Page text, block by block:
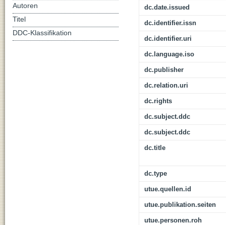
dc.date.issued
dc.identifier.issn
dc.identifier.uri
dc.language.iso
dc.publisher
dc.relation.uri
dc.rights
dc.subject.ddc
dc.subject.ddc
dc.title
dc.type
utue.quellen.id
utue.publikation.seiten
utue.personen.roh
Autoren
Titel
DDC-Klassifikation